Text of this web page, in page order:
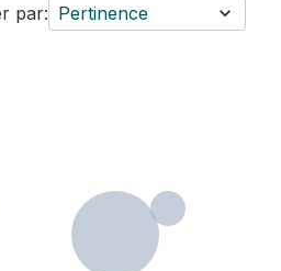
par: Pertinence